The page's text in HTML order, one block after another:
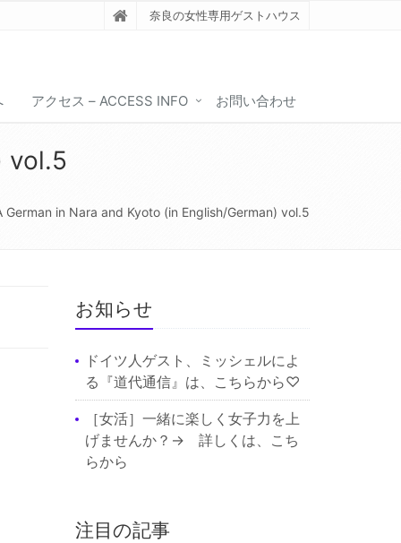
奈良の女性専用ゲストハウス
アクセス – ACCESS INFO お問い合わせ
vol.5
German in Nara and Kyoto (in English/German) vol.5
お知らせ
ドイツ人ゲスト、ミッシェルによ
る『道代通信』は、
こちらから♡
［女活］一緒に楽しく女子力を上
げませんか？→ 詳しくは、
こち
らから
注目の記事